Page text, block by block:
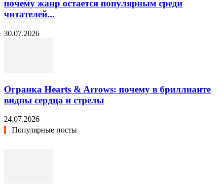
почему жанр остается популярным среди
читателей...
30.07.2026
Огранка Hearts & Arrows: почему в бриллианте
видны сердца и стрелы
24.07.2026
Популярные посты